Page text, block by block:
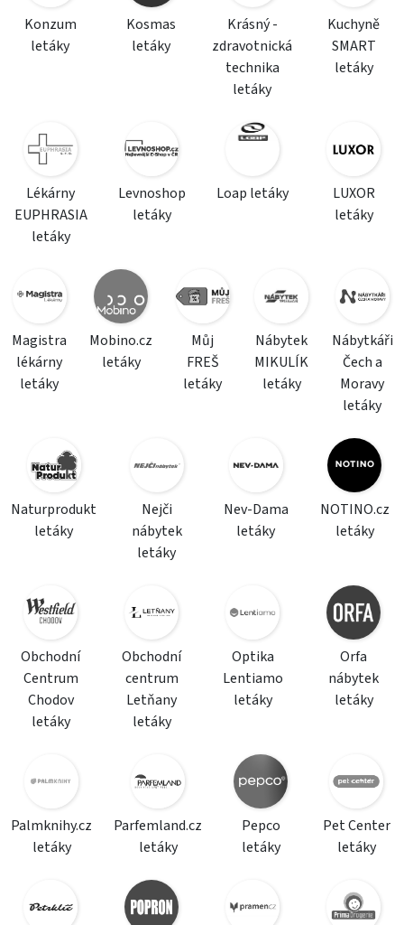
Konzum
letáky
Kosmas
letáky
Krásný -
zdravotnická
technika
letáky
Kuchyně
SMART
letáky
Lékárny
EUPHRASIA
letáky
Levnoshop
letáky
Loap letáky
LUXOR
letáky
Magistra
lékárny
letáky
Mobino.cz
letáky
Můj
FREŠ
letáky
Nábytek
MIKULÍK
letáky
Nábytkáři
Čech a
Moravy
letáky
Naturprodukt
letáky
Nejči
nábytek
letáky
Nev-Dama
letáky
NOTINO.cz
letáky
Obchodní
Centrum
Chodov
letáky
Obchodní
centrum
Letňany
letáky
Optika
Lentiamo
letáky
Orfa
nábytek
letáky
Palmknihy.cz
letáky
Parfemland.cz
letáky
Pepco
letáky
Pet Center
letáky